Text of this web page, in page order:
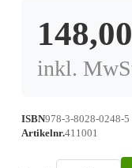
inkl.
ISBN978-3-8028-0248-5
Artikelnr.411001